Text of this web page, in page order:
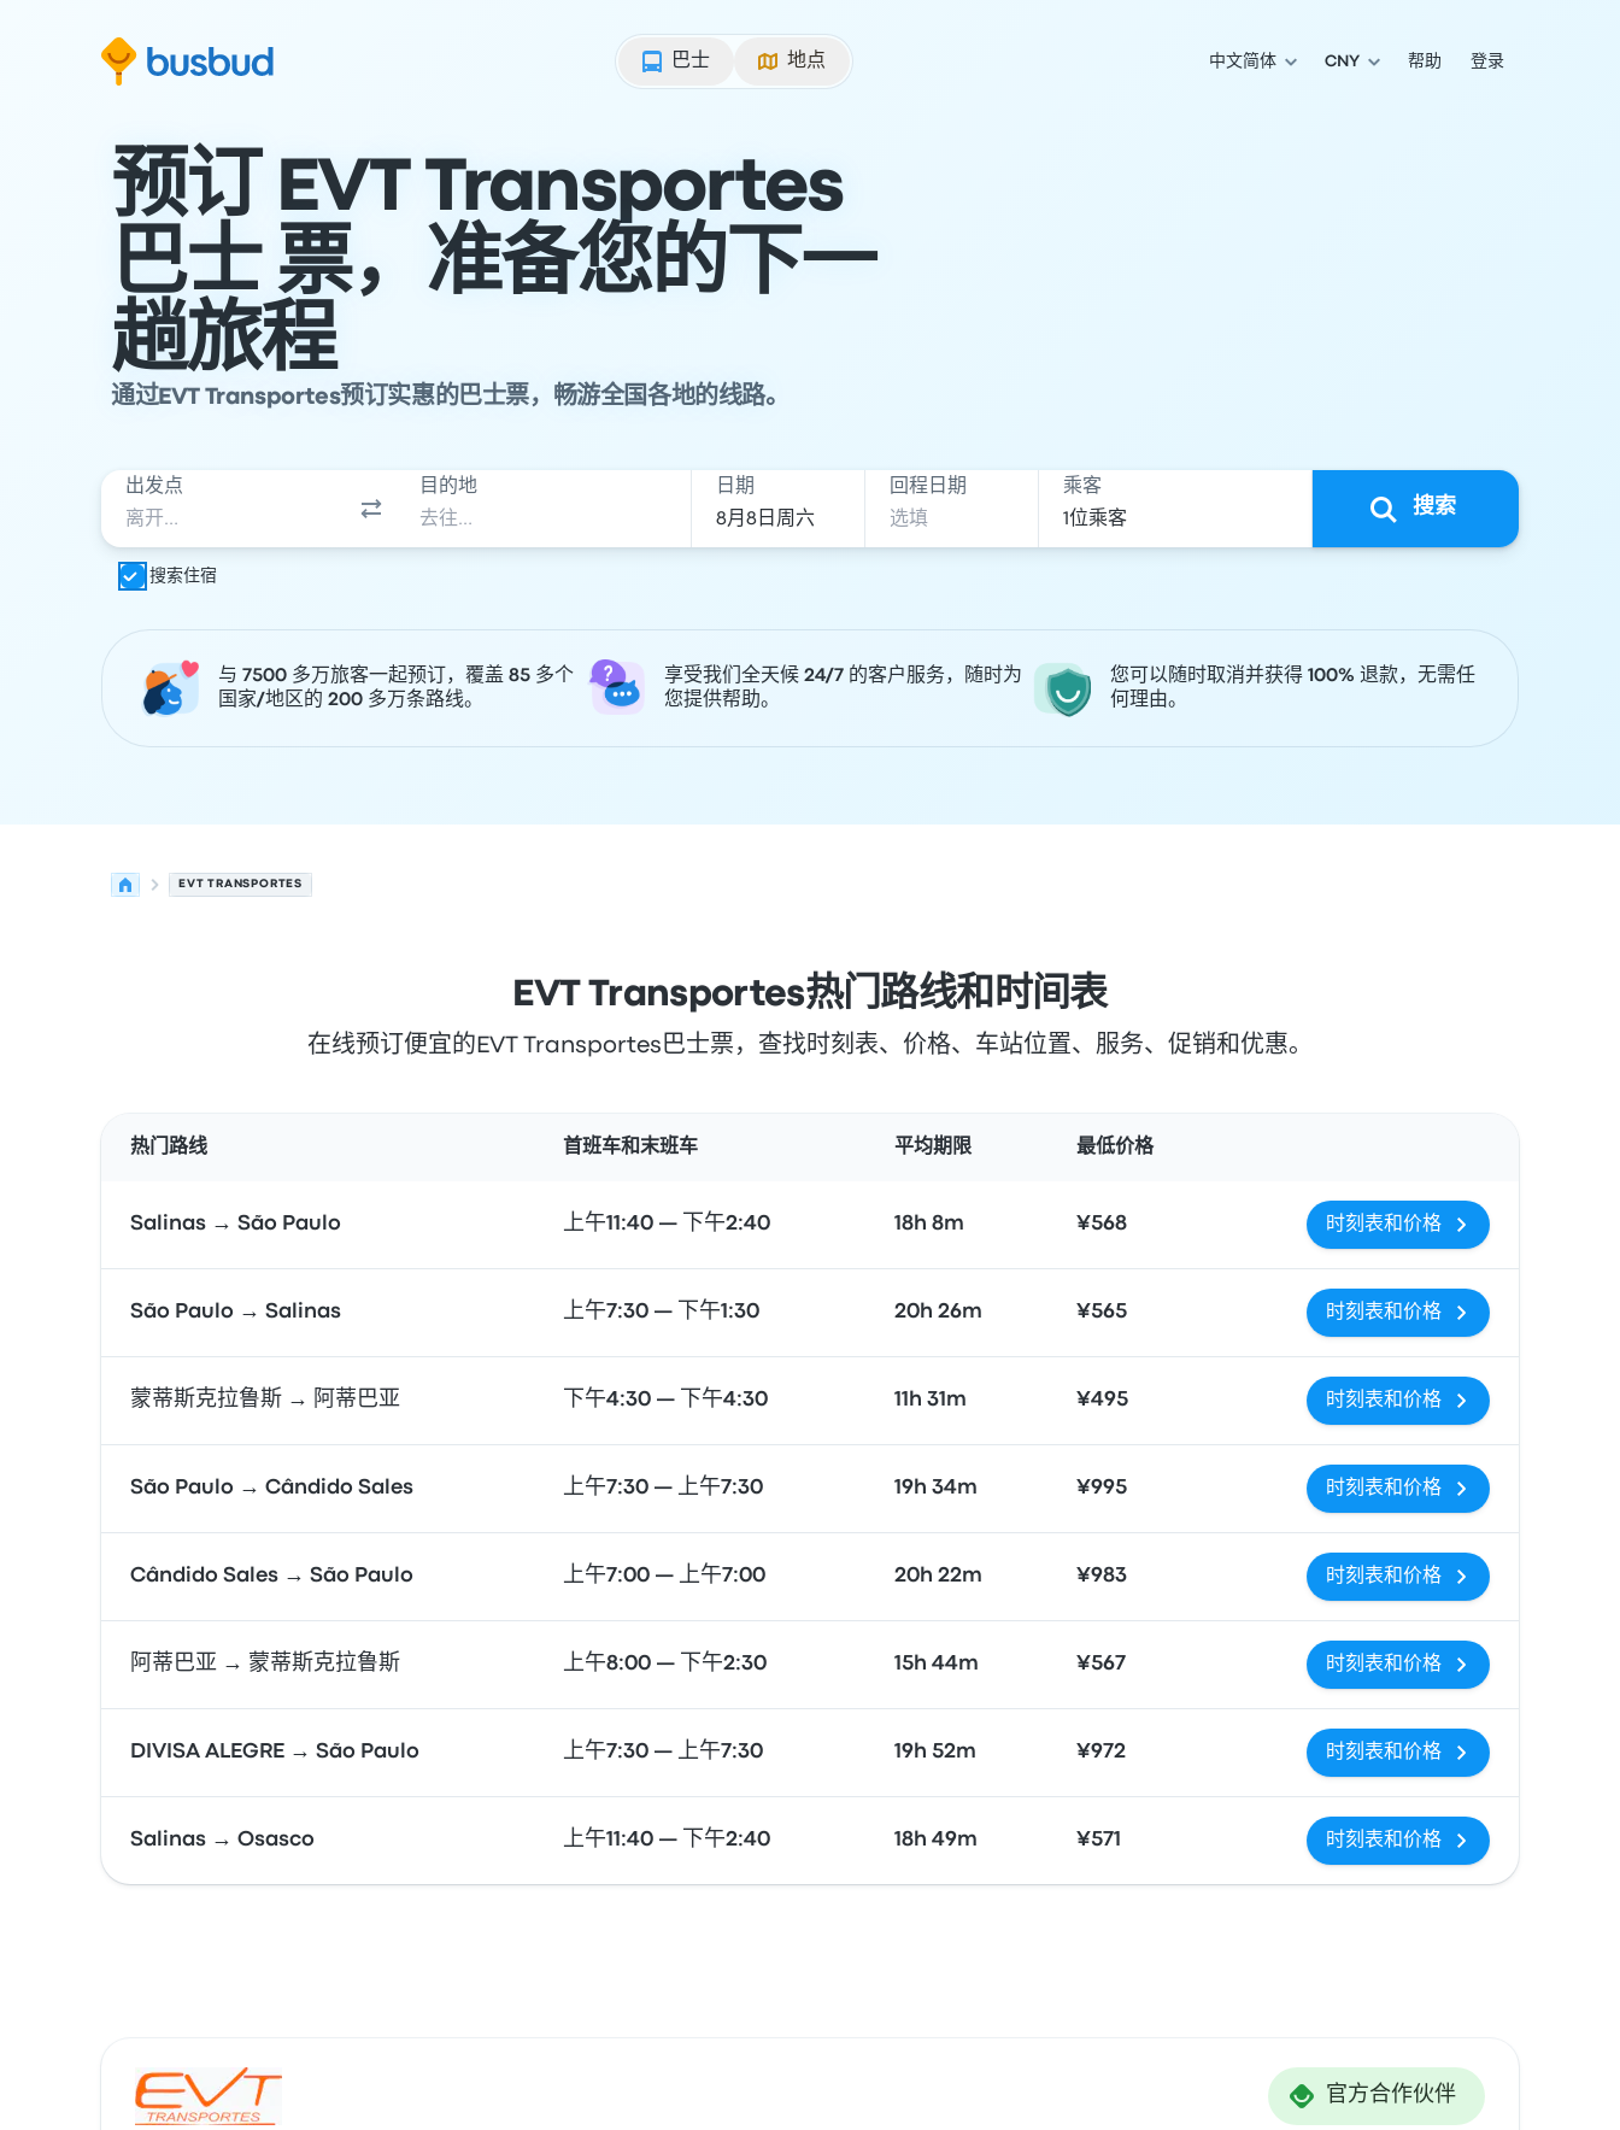
巴士
地点 中文简体 CNY 帮助 登录
预订 EVT Transportes
巴士 票，准备您的下一
趟旅程
通过EVT Transportes预订实惠的巴士票，畅游全国各地的线路。
出发点 目的地 日期 回程日期 乘客
搜索
搜索住宿
与 7500 多万旅客一起预订，覆盖 85 多个
国家/地区的 200 多万条路线。
享受我们全天候 24/7 的客户服务，随时为
您提供帮助。
您可以随时取消并获得 100% 退款，无需任
何理由。
EVT TRANSPORTES
EVT Transportes热门路线和时间表
在线预订便宜的EVT Transportes巴士票，查找时刻表、价格、车站位置、服务、促销和优惠。
热门路线 首班车和末班车 平均期限 最低价格
Salinas → São Paulo 上午11:40 — 下午2:40 18h 8m ¥568 时刻表和价格
São Paulo → Salinas 上午7:30 — 下午1:30 20h 26m ¥565 时刻表和价格
蒙蒂斯克拉鲁斯 → 阿蒂巴亚 下午4:30 — 下午4:30 11h 31m ¥495 时刻表和价格
São Paulo → Cândido Sales 上午7:30 — 上午7:30 19h 34m ¥995 时刻表和价格
Cândido Sales → São Paulo 上午7:00 — 上午7:00 20h 22m ¥983 时刻表和价格
阿蒂巴亚 → 蒙蒂斯克拉鲁斯 上午8:00 — 下午2:30 15h 44m ¥567 时刻表和价格
DIVISA ALEGRE → São Paulo 上午7:30 — 上午7:30 19h 52m ¥972 时刻表和价格
Salinas → Osasco 上午11:40 — 下午2:40 18h 49m ¥571 时刻表和价格
官方合作伙伴